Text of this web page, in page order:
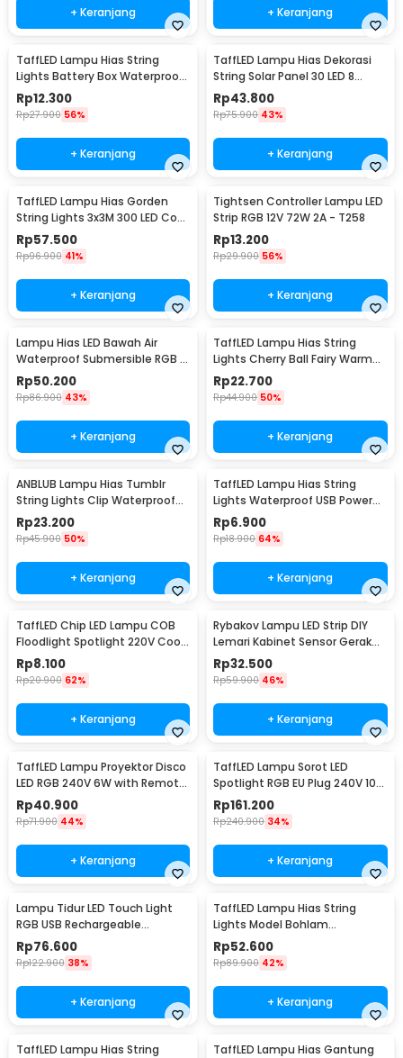
+ Keranjang + Keranjang
TaffLED Lampu Hias String
Lights Battery Box Waterproof
50 LED 5M - G5
Rp12.300
Rp27.900 56%
+ Keranjang
TaffLED Lampu Hias Dekorasi
String Solar Panel 30 LED 8
Mode 6.5M - 896
Rp43.800
Rp75.900 43%
+ Keranjang
TaffLED Lampu Hias Gorden
String Lights 3x3M 300 LED Cool
White 18W - 300L
Rp57.500
Rp96.900 41%
+ Keranjang
Tightsen Controller Lampu LED
Strip RGB 12V 72W 2A - T258
Rp13.200
Rp29.900 56%
+ Keranjang
Lampu Hias LED Bawah Air
Waterproof Submersible RGB 2
PCS with Remote - 13017
Rp50.200
Rp86.900 43%
+ Keranjang
TaffLED Lampu Hias String
Lights Cherry Ball Fairy Warm
White 5M - LY20W
Rp22.700
Rp44.900 50%
+ Keranjang
ANBLUB Lampu Hias Tumblr
String Lights Clip Waterproof
20 LED 2M - 0606
Rp23.200
Rp45.900 50%
+ Keranjang
TaffLED Lampu Hias String
Lights Waterproof USB Power
50 LED 5M - SZ
Rp6.900
Rp18.900 64%
+ Keranjang
TaffLED Chip LED Lampu COB
Floodlight Spotlight 220V Cool
White 6000K 50W - COB4060-
AC220-50
Rp8.100
Rp20.900 62%
+ Keranjang
Rybakov Lampu LED Strip DIY
Lemari Kabinet Sensor Gerak
4.5W 1M - 2835
Rp32.500
Rp59.900 46%
+ Keranjang
TaffLED Lampu Proyektor Disco
LED RGB 240V 6W with Remote
Control - CY-LV-RG
Rp40.900
Rp71.900 44%
+ Keranjang
TaffLED Lampu Sorot LED
Spotlight RGB EU Plug 240V 10W
- L18RG
Rp161.200
Rp240.900 34%
+ Keranjang
Lampu Tidur LED Touch Light
RGB USB Rechargeable
1500mAh 5V 3W - F8-1
Rp76.600
Rp122.900 38%
+ Keranjang
TaffLED Lampu Hias String
Lights Model Bohlam
Waterproof 20 LED 5M - PD039
Rp52.600
Rp89.900 42%
+ Keranjang
TaffLED Lampu Hias String
TaffLED Lampu Hias Gantung